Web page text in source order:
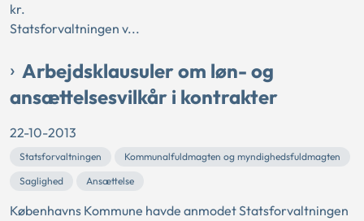
kr.
Statsforvaltningen v...
Arbejdsklausuler om løn- og
ansættelsesvilkår i kontrakter
22-10-2013
Statsforvaltningen
Kommunalfuldmagten og myndighedsfuldmagten
Saglighed
Ansættelse
Københavns Kommune havde anmodet Statsforvaltningen